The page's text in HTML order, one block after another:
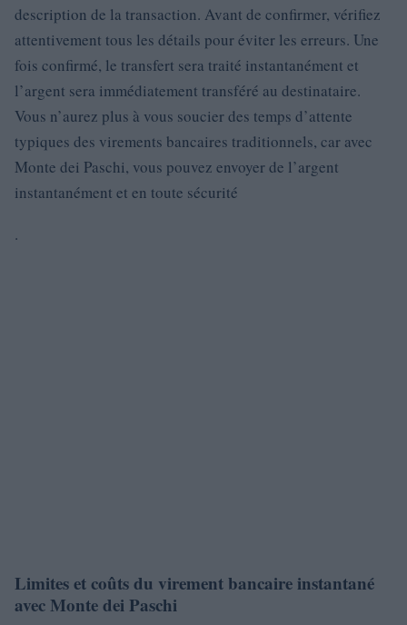
description de la transaction. Avant de confirmer, vérifiez
attentivement tous les détails pour éviter les erreurs. Une
fois confirmé, le transfert sera traité instantanément et
l’argent sera immédiatement transféré au destinataire.
Vous n’aurez plus à vous soucier des temps d’attente
typiques des virements bancaires traditionnels, car avec
Monte dei Paschi, vous pouvez envoyer de l’argent
instantanément et en toute sécurité
.
Limites et coûts du virement bancaire instantané
avec Monte dei Paschi